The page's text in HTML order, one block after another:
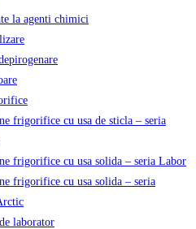
la agenti chimici
frigorifice cu usa de sticla – seria
frigorifice cu usa solida – seria Labor
frigorifice cu usa solida – seria
laborator